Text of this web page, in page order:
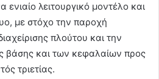
ενιαίο λειτουργικό μοντέλο και
με στόχο την παροχή
πλούτου και την
βάσης και των κεφαλαίων προς
τριετίας.